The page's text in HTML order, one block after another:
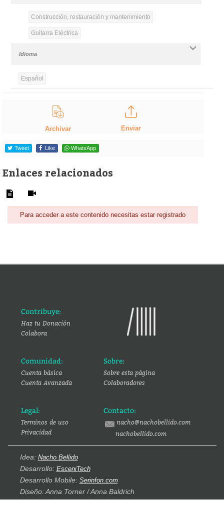
Construcción, restauración y mantenimiento
Guitarra Eléctrica
Idioma
Español
Archivar Enviar
Tweet Like WhatsApp
Enlaces relacionados
Para acceder a este contenido necesitas estar registrado
Contribuye:
Haz tu Donación
Colabora
Comunidad:
Cuenta básica
Cuenta Avanzada
Sobre:
Sobre esta página
Colaboradores
Legal:
Terminos de uso
Privacidad
Contacto:
nacho@nachobellido.com
nachobellido.com
Idea: Nacho Bellido
Desarrollo: EsceniTech
Desarrollo Mobile: Serinfon.com
Diseño: Anna Torner / Anna Baldrich